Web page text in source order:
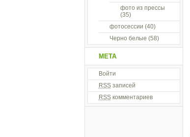
фото из прессы
(35)
фотосессии (40)
Черно белые (58)
МЕТА
Войти
RSSзаписей
RSSкомментариев